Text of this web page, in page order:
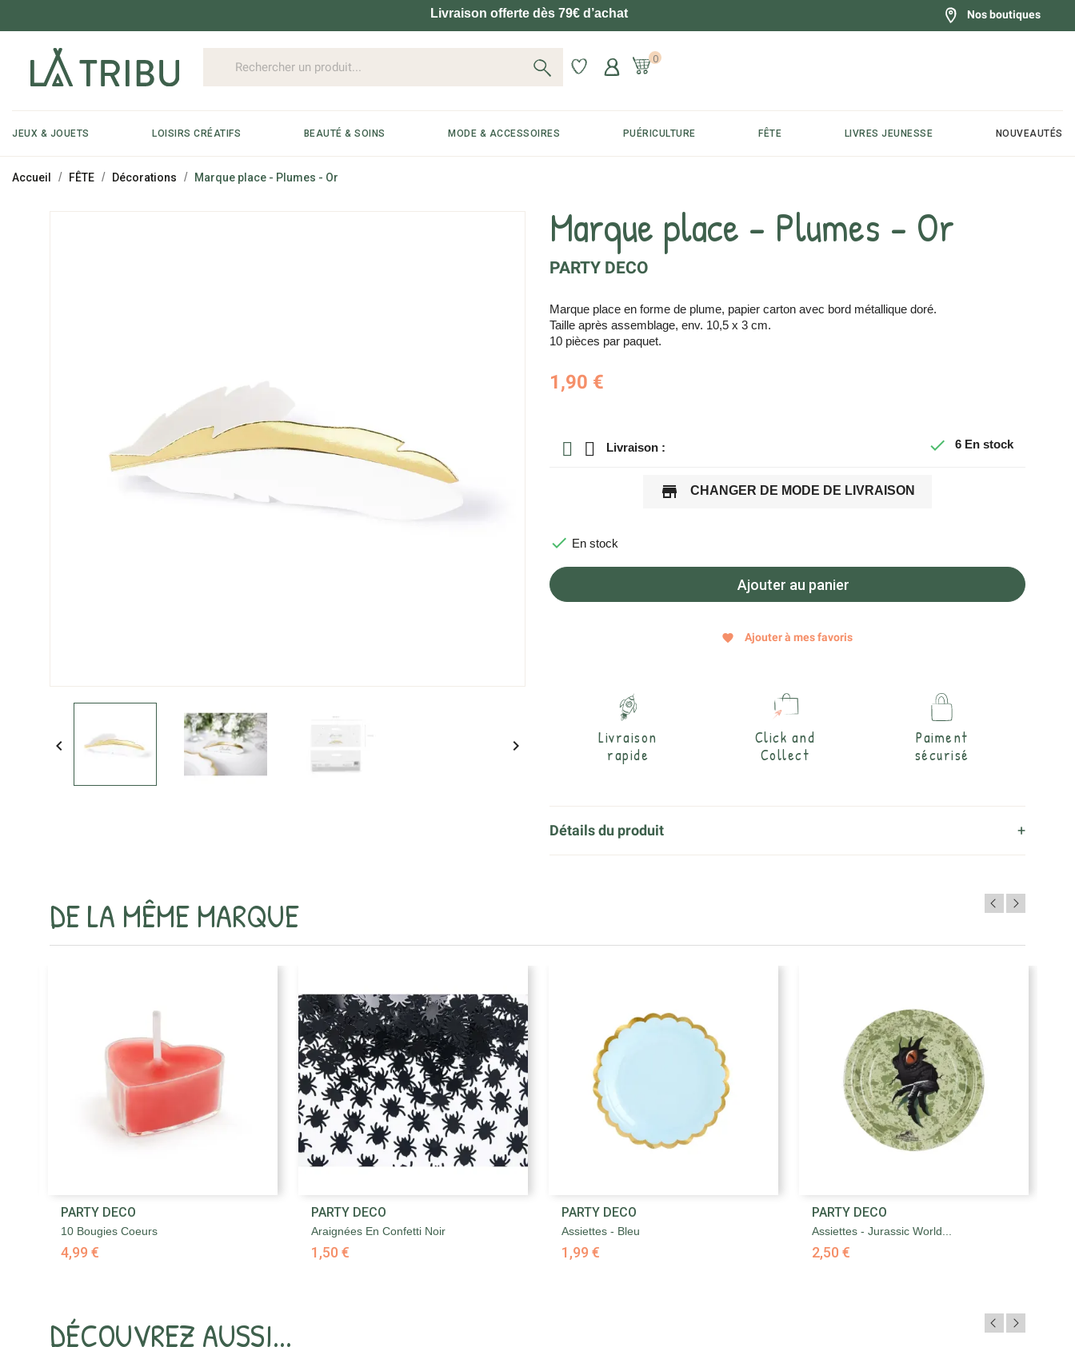
Livraison offerte dès 79€ d’achat Nos boutiques
0
JEUX & JOUETS LOISIRS CRÉATIFS BEAUTÉ & SOINS MODE & ACCESSOIRES PUÉRICULTURE FÊTE LIVRES JEUNESSE NOUVEAUTÉS
Accueil FÊTE Décorations Marque place - Plumes - Or
 
Marque place - Plumes - Or
PARTY DECO
Marque place en forme de plume, papier carton avec bord métallique doré.
Taille après assemblage, env. 10,5 x 3 cm.
10 pièces par paquet.
1,90 €
Livraison :  6 En stock
store CHANGER DE MODE DE LIVRAISON
 En stock
Ajouter au panier
favorite Ajouter à mes favoris
Livraison
rapide
Click and
Collect
Paiment
sécurisé
Détails du produit
DE LA MÊME MARQUE
Aperçu rapide
PARTY DECO
10 Bougies Coeurs
4,99 €
Aperçu rapide
PARTY DECO
Araignées En Confetti Noir
1,50 €
Aperçu rapide
PARTY DECO
Assiettes - Bleu
1,99 €
Aperçu rapide
PARTY DECO
Assiettes - Jurassic World...
2,50 €
DÉCOUVREZ AUSSI...